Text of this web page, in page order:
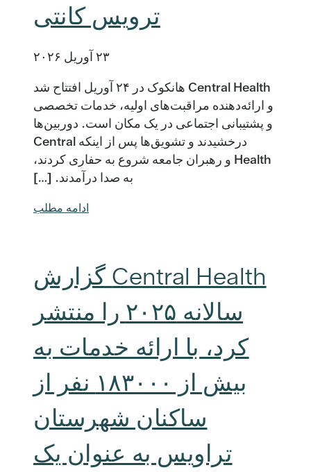
ترویس کانتی
۲۳ آوریل ۲۰۲۶
Central Health هانکوک در ۲۴ آوریل افتتاح شد
و ارائه‌دهنده مراقبت‌های اولیه، خدمات تخصصی
و پشتیبانی اجتماعی در یک مکان است. دوربین‌ها
درخشیدند و تشویق‌ها پس از اینکه Central
Health و رهبران جامعه شروع به حفاری کردند،
به صدا درآمدند. […]
ادامه مطلب
Central Health گزارش
سالانه ۲۰۲۵ را منتشر
کرد، با ارائه خدمات به
بیش از ۱۸۳۰۰۰ نفر از
ساکنان شهرستان
تراویس به عنوان یک